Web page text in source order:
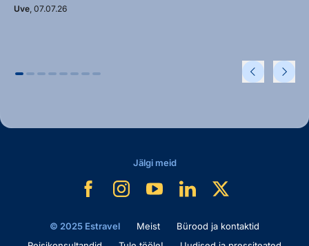
Uve , 07.07.26
© 2025 Estravel Meist
Bürood ja kontaktid
Jälgi meid